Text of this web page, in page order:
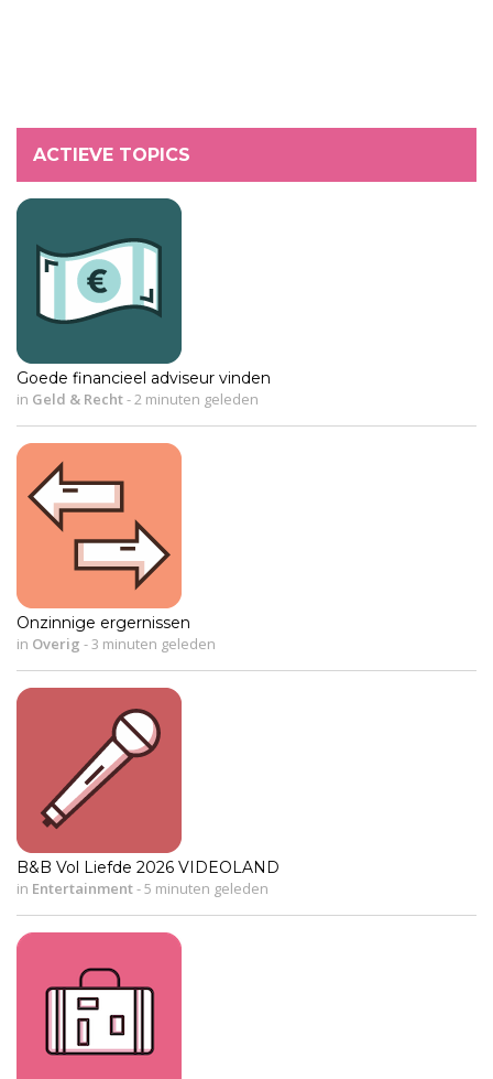
ACTIEVE TOPICS
Goede financieel adviseur vinden
in Geld & Recht-2 minuten geleden
Onzinnige ergernissen
in Overig -3 minuten geleden
B&B Vol Liefde 2026 VIDEOLAND
in Entertainment-5 minuten geleden